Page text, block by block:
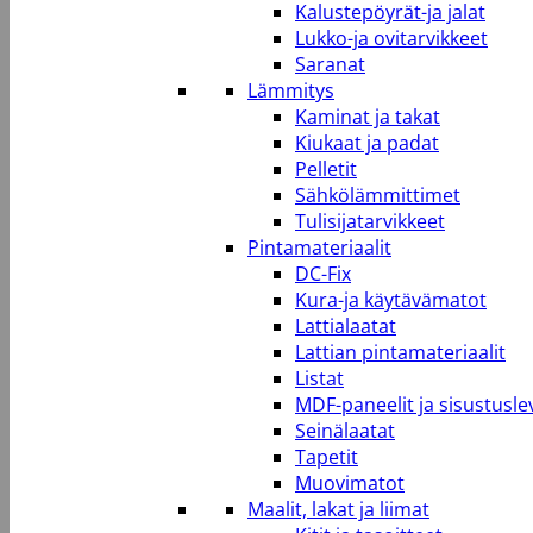
Kalustepöyrät-ja jalat
Lukko-ja ovitarvikkeet
Saranat
Lämmitys
Kaminat ja takat
Kiukaat ja padat
Pelletit
Sähkölämmittimet
Tulisijatarvikkeet
Pintamateriaalit
DC-Fix
Kura-ja käytävämatot
Lattialaatat
Lattian pintamateriaalit
Listat
MDF-paneelit ja
Seinälaatat
Tapetit
Muovimatot
Maalit, lakat ja liimat